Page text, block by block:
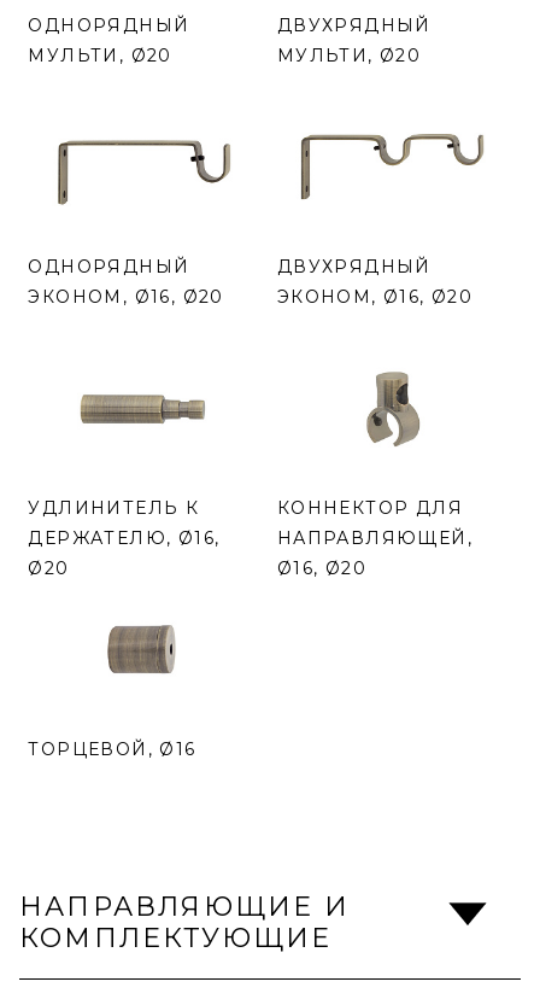
ОДНОРЯДНЫЙ
МУЛЬТИ, Ø20
ДВУХРЯДНЫЙ
МУЛЬТИ, Ø20
ОДНОРЯДНЫЙ
ЭКОНОМ, Ø16, Ø20
ДВУХРЯДНЫЙ
ЭКОНОМ, Ø16, Ø20
УДЛИНИТЕЛЬ К
ДЕРЖАТЕЛЮ, Ø16,
Ø20
КОННЕКТОР ДЛЯ
НАПРАВЛЯЮЩЕЙ,
Ø16, Ø20
ТОРЦЕВОЙ, Ø16
НАПРАВЛЯЮЩИЕ И
КОМПЛЕКТУЮЩИЕ